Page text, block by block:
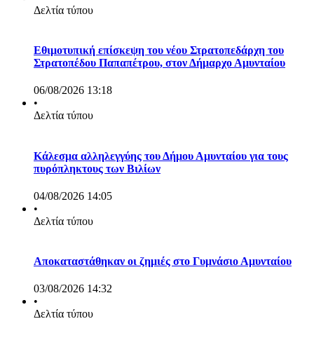
Δελτία τύπου
Εθιμοτυπική επίσκεψη του νέου Στρατοπεδάρχη του
Στρατοπέδου Παπαπέτρου, στον Δήμαρχο Αμυνταίου
06/08/2026 13:18
•
Δελτία τύπου
Κάλεσμα αλληλεγγύης του Δήμου Αμυνταίου για τους
πυρόπληκτους των Βιλίων
04/08/2026 14:05
•
Δελτία τύπου
Αποκαταστάθηκαν οι ζημιές στο Γυμνάσιο Αμυνταίου
03/08/2026 14:32
•
Δελτία τύπου